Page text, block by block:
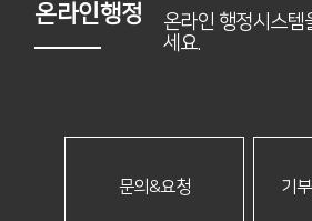
온라인행정
온라인 행정시스템
세요.
문의&요청 기